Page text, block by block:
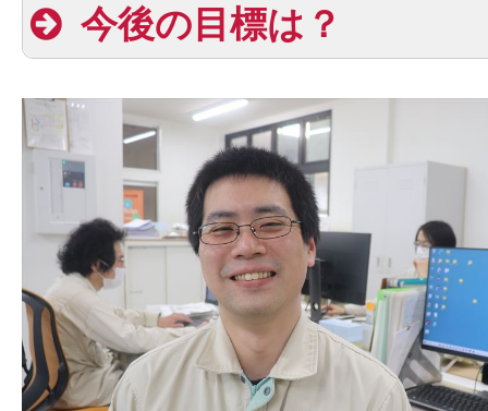
今後の目標は？